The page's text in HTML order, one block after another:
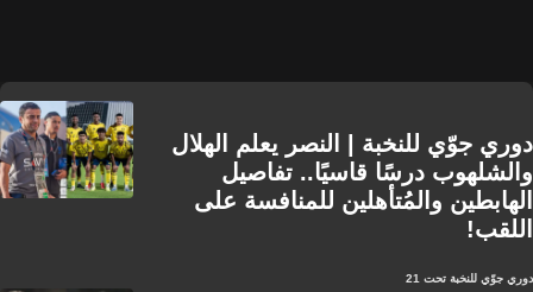
دوري جوّي للنخبة | النصر يعلم الهلال
والشلهوب درسًا قاسيًا.. تفاصيل
الهابطين والمُتأهلين للمنافسة على
اللقب!
دوري جوّي للنخبة تحت 21